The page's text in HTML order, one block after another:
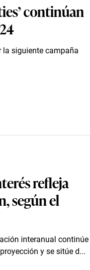
continúan
la siguiente campaña
refleja
según el
interanual continúe
y se sitúe d...